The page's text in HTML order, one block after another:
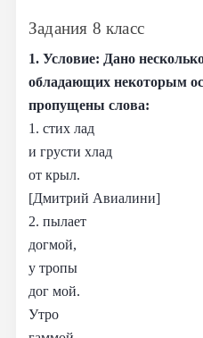
Задания 8 класс
1. Условие: Дано
обладающих некоторым
пропущены слова:
1. стих лад
и грусти хлад
от крыл.
[Дмитрий Авиалини]
2. пылает
догмой,
у тропы
дог мой.
Утро